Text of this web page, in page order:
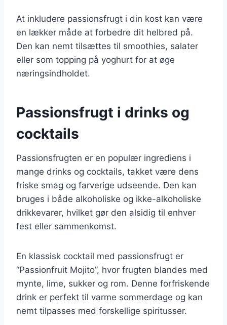
At inkludere passionsfrugt i din kost kan være
en lækker måde at forbedre dit helbred på.
Den kan nemt tilsættes til smoothies, salater
eller som topping på yoghurt for at øge
næringsindholdet.
Passionsfrugt i drinks og
cocktails
Passionsfrugten er en populær ingrediens i
mange drinks og cocktails, takket være dens
friske smag og farverige udseende. Den kan
bruges i både alkoholiske og ikke-alkoholiske
drikkevarer, hvilket gør den alsidig til enhver
fest eller sammenkomst.
En klassisk cocktail med passionsfrugt er
“Passionfruit Mojito”, hvor frugten blandes med
mynte, lime, sukker og rom. Denne forfriskende
drink er perfekt til varme sommerdage og kan
nemt tilpasses med forskellige spiritusser.